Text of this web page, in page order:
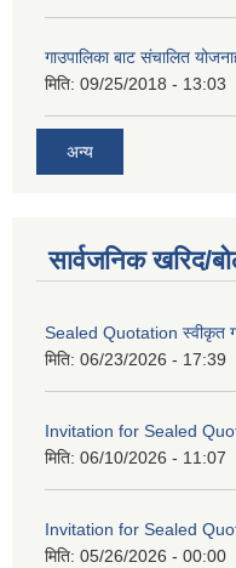
गाउपालिका बाट संचालित
मिति: 09/25/2018 - 13:03
अन्य
सार्वजनिक खरिद/
Sealed Quotation स्वीकृत
मिति: 06/23/2026 - 17:39
Invitation for Sealed
मिति: 06/10/2026 - 11:07
Invitation for Sealed
मिति: 05/26/2026 - 00:00